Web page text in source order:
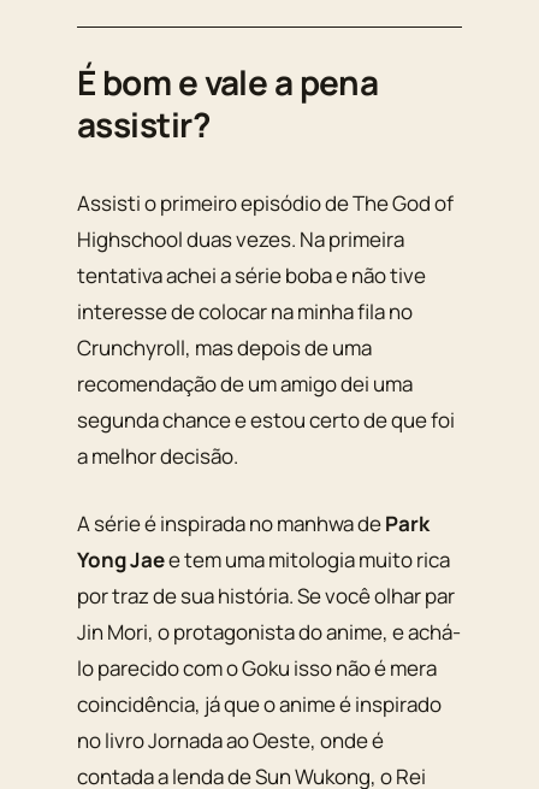
É bom e vale a pena
assistir?
Assisti o primeiro episódio de The God of
Highschool duas vezes. Na primeira
tentativa achei a série boba e não tive
interesse de colocar na minha fila no
Crunchyroll, mas depois de uma
recomendação de um amigo dei uma
segunda chance e estou certo de que foi
a melhor decisão.
A série é inspirada no manhwa dePark
Yong Jaee tem uma mitologia muito rica
por traz de sua história. Se você olhar par
Jin Mori, o protagonista do anime, e achá-
lo parecido com o Goku isso não é mera
coincidência, já que o anime é inspirado
no livro Jornada ao Oeste, onde é
contada a lenda de Sun Wukong, o Rei